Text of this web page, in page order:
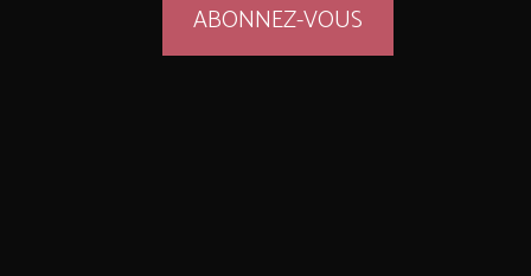
ABONNEZ-VOUS